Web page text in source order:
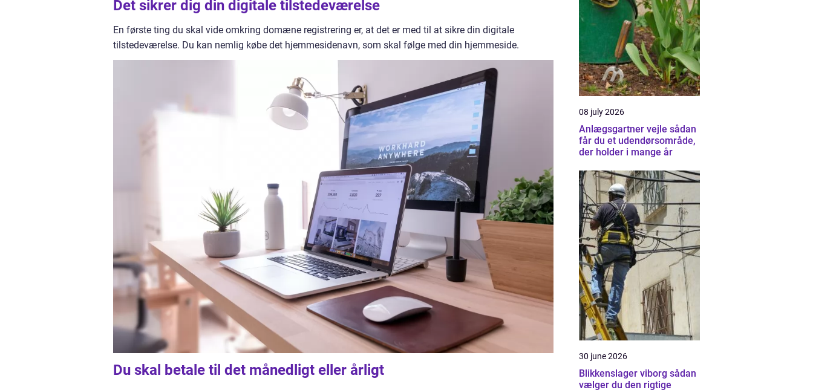
Det sikrer dig din digitale tilstedeværelse
En første ting du skal vide omkring domæne registrering er, at det er med til at sikre din digitale
tilstedeværelse. Du kan nemlig købe det hjemmesidenavn, som skal følge med din hjemmeside.
Du skal betale til det månedligt eller årligt
08 july 2026
Anlægsgartner vejle sådan
får du et udendørsområde,
der holder i mange år
30 june 2026
Blikkenslager viborg sådan
vælger du den rigtige